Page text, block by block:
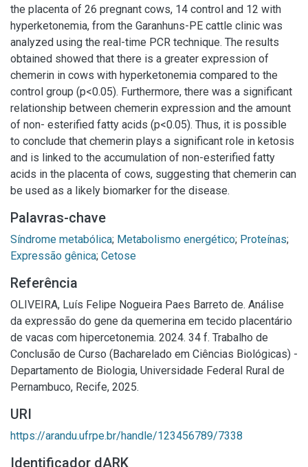
the placenta of 26 pregnant cows, 14 control and 12 with
hyperketonemia, from the Garanhuns-PE cattle clinic was
analyzed using the real-time PCR technique. The results
obtained showed that there is a greater expression of
chemerin in cows with hyperketonemia compared to the
control group (p<0.05). Furthermore, there was a significant
relationship between chemerin expression and the amount
of non- esterified fatty acids (p<0.05). Thus, it is possible
to conclude that chemerin plays a significant role in ketosis
and is linked to the accumulation of non-esterified fatty
acids in the placenta of cows, suggesting that chemerin can
be used as a likely biomarker for the disease.
Palavras-chave
Síndrome metabólica; Metabolismo energético; Proteínas;
Expressão gênica; Cetose
Referência
OLIVEIRA, Luís Felipe Nogueira Paes Barreto de. Análise
da expressão do gene da quemerina em tecido placentário
de vacas com hipercetonemia. 2024. 34 f. Trabalho de
Conclusão de Curso (Bacharelado em Ciências Biológicas) -
Departamento de Biologia, Universidade Federal Rural de
Pernambuco, Recife, 2025.
URI
https://arandu.ufrpe.br/handle/123456789/7338
Identificador dARK